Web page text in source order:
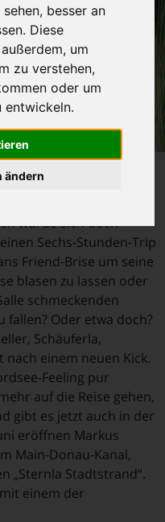
besser an
Diese
um
zu verstehen,
oder um
entwickeln.
ändern
Strand
würde sich doch
Sechs-Stunden-Trip
Friend-Brise um seine
blasen zu lassen oder
schmeckenden
fallen? Oder etwa doch?
Schäuferla,
nach einem neuen Kick.
Feeling pur
auf die Reise gehen,
gibt es jetzt auch in der
eröffnen Markus
Main-Donau-Kanal,
„Sternla Stadtstrand“.
einem der